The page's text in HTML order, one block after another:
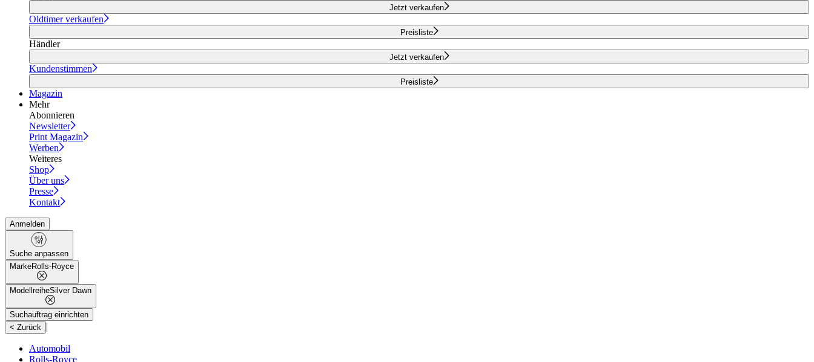
Jetzt verkaufen
Oldtimer verkaufen
Preisliste
Händler
Jetzt verkaufen
Kundenstimmen
Preisliste
Magazin
Mehr
Abonnieren
Newsletter
Print Magazin
Werben
Weiteres
Shop
Über uns
Presse
Kontakt
Anmelden
Suche anpassen
MarkeRolls-Royce
ModellreiheSilver Dawn
Suchauftrag einrichten
< Zurück
|
Automobil
Rolls-Royce